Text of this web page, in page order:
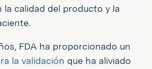
la calidad del producto y la
FDA ha proporcionado un
la validación que ha aliviado